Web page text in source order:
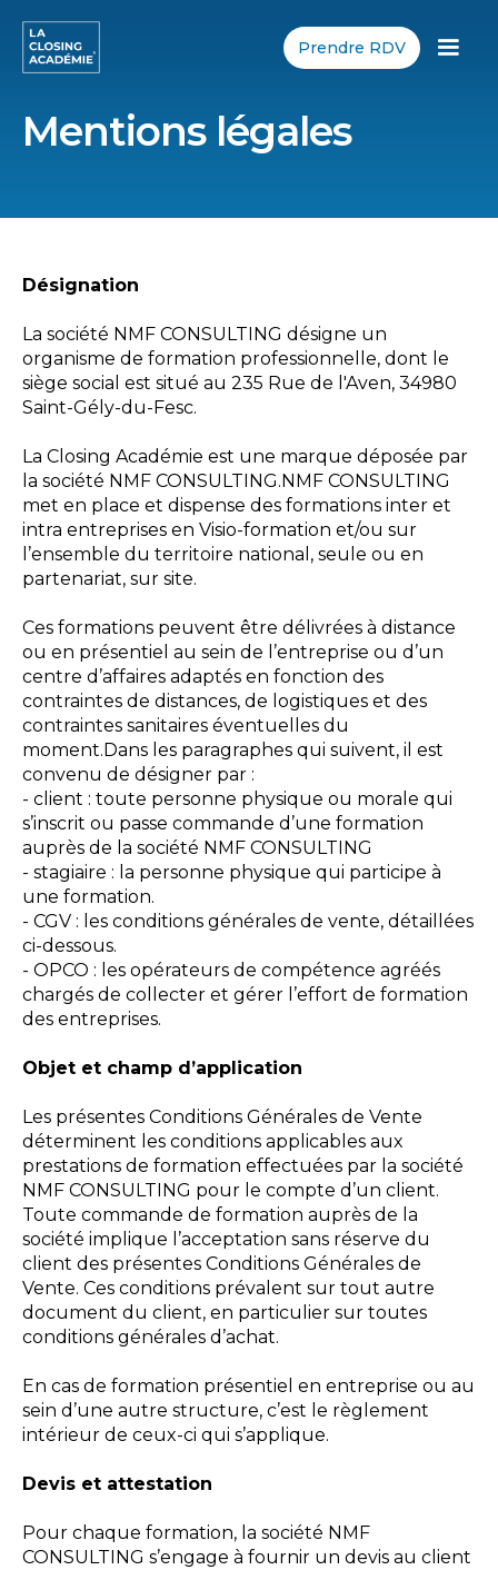
Prendre RDV
Mentions légales
Désignation
La société NMF CONSULTING désigne un
organisme de formation professionnelle, dont le
siège social est situé au 235 Rue de l'Aven, 34980
Saint-Gély-du-Fesc.
La Closing Académie est une marque déposée par
la société NMF CONSULTING.NMF CONSULTING
met en place et dispense des formations inter et
intra entreprises en Visio-formation et/ou sur
l’ensemble du territoire national, seule ou en
partenariat, sur site.
Ces formations peuvent être délivrées à distance
ou en présentiel au sein de l’entreprise ou d’un
centre d’affaires adaptés en fonction des
contraintes de distances, de logistiques et des
contraintes sanitaires éventuelles du
moment.Dans les paragraphes qui suivent, il est
convenu de désigner par :
- client : toute personne physique ou morale qui
s’inscrit ou passe commande d’une formation
auprès de la société NMF CONSULTING
- stagiaire : la personne physique qui participe à
une formation.
- CGV : les conditions générales de vente, détaillées
ci-dessous.
- OPCO : les opérateurs de compétence agréés
chargés de collecter et gérer l’effort de formation
des entreprises.
Objet et champ d’application
Les présentes Conditions Générales de Vente
déterminent les conditions applicables aux
prestations de formation effectuées par la société
NMF CONSULTING pour le compte d’un client.
Toute commande de formation auprès de la
société implique l’acceptation sans réserve du
client des présentes Conditions Générales de
Vente. Ces conditions prévalent sur tout autre
document du client, en particulier sur toutes
conditions générales d’achat.
En cas de formation présentiel en entreprise ou au
sein d’une autre structure, c’est le règlement
intérieur de ceux-ci qui s’applique.
Devis et attestation
Pour chaque formation, la société NMF
CONSULTING s’engage à fournir un devis au client